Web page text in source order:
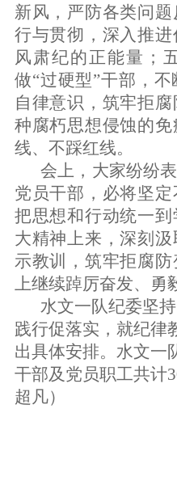
新风，严防各类问
行与贯彻，深入推
风肃纪的正能量；
做“过硬型”干部，
自律意识，筑牢拒
种腐朽思想侵蚀的
线、不踩红线。
会上，大家纷纷
党员干部 ，必将坚
把思想和行动统一
大精神上来，深刻
示教训，筑牢拒腐防
上继续踔厉奋发、勇
水文一队纪委坚
践行促落实，就纪律
出具体安排。水文一
干部及党员职工共计
超凡）